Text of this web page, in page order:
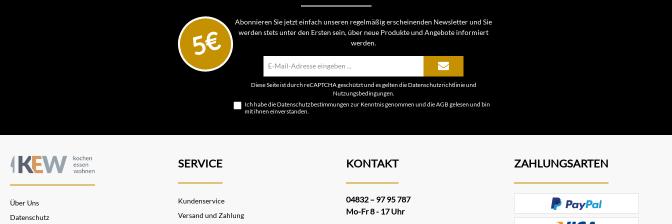
5€
Abonnieren Sie jetzt einfach unseren regelmäßig erscheinenden Newsletter und Sie
werden stets unter den Ersten sein, über neue Produkte und Angebote informiert
werden.
Mail-
Adresse*
Diese Seite ist durch reCAPTCHA geschützt und es gelten die Datenschutzrichtlinieund
Nutzungsbedingungen
Ich habe die Datenschutzbestimmungen zur Kenntnis genommen und dieAGB gelesen und bin
mit ihnen einverstanden.
Über Uns
Datenschutz
SERVICE
Kundenservice
Versand und Zahlung
KONTAKT
04832 – 97 95 787
Mo-Fr 8 - 17 Uhr
ZAHLUNGSARTEN